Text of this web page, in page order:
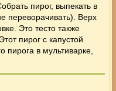
пирог, выпекать в
переворачивать). Верх
Это тесто также
пирог с капустой
пирога в мультиварке,